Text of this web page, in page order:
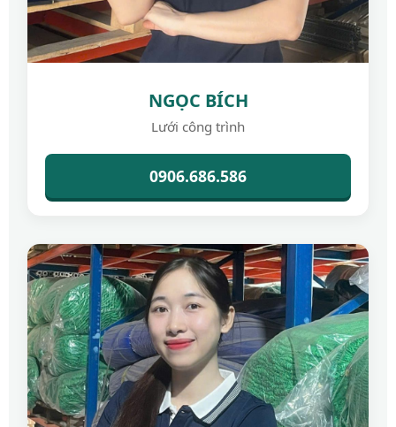
NGỌC BÍCH
Lưới công trình
0906.686.586